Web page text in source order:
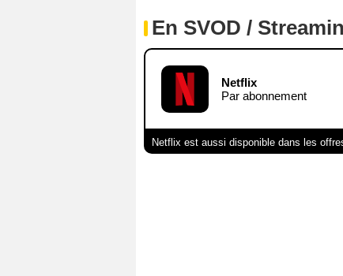
En SVOD /
Netflix
Par abonnement
Netflix est aussi disponible dans les